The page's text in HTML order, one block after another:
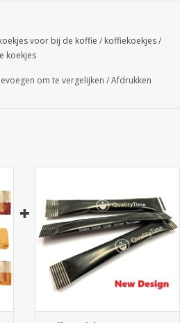
voor bij de koffie / koffiekoekjes/
koekjes
om te vergelijken /Afdrukken